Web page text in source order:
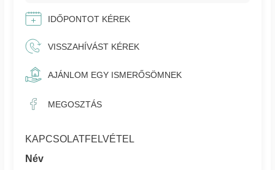
IDŐPONTOT KÉREK
VISSZAHÍVÁST KÉREK
AJÁNLOM EGY ISMERŐSÖMNEK
MEGOSZTÁS
KAPCSOLATFELVÉTEL
Név